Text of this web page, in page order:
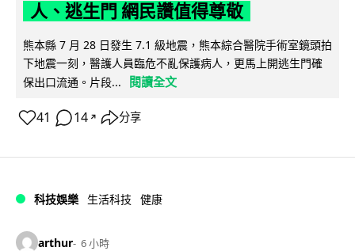
人、逃生門 網民讚值得尊敬
熊本縣 7 月 28 日發生 7.1 級地震，熊本綜合醫院手術室鏡頭拍
下地震一刻，醫護人員臨危不亂保護病人，更馬上開逃生門確
保出口流通。片段...
閱讀全文
41 14 ↗ 分享
科技娛樂 生活科技 健康
arthur 6 小時